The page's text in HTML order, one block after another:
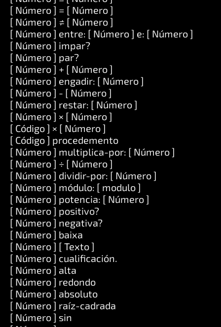
[ Número ] = [ Número ]
[ Número ] ≠ [ Número ]
[ Número ] entre: [ Número ] e: [ Número ]
[ Número ] impar?
[ Número ] par?
[ Número ] + [ Número ]
[ Número ] engadir: [ Número ]
[ Número ] - [ Número ]
[ Número ] restar: [ Número ]
[ Número ] × [ Número ]
[ Código ] × [ Número ]
[ Código ] procedemento
[ Número ] multiplica-por: [ Número ]
[ Número ] ÷ [ Número ]
[ Número ] dividir-por: [ Número ]
[ Número ] módulo: [ modulo ]
[ Número ] potencia: [ Número ]
[ Número ] positivo?
[ Número ] negativa?
[ Número ] baixa
[ Número ] [ Texto ]
[ Número ] cualificación.
[ Número ] alta
[ Número ] redondo
[ Número ] absoluto
[ Número ] raíz-cadrada
[ Número ] sin